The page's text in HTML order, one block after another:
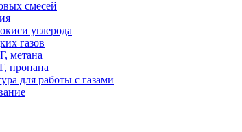
смесей
углерода
газов
метана
пропана
для работы с газами